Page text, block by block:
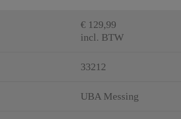
€ 129,99
incl. BTW
33212
UBA Messing